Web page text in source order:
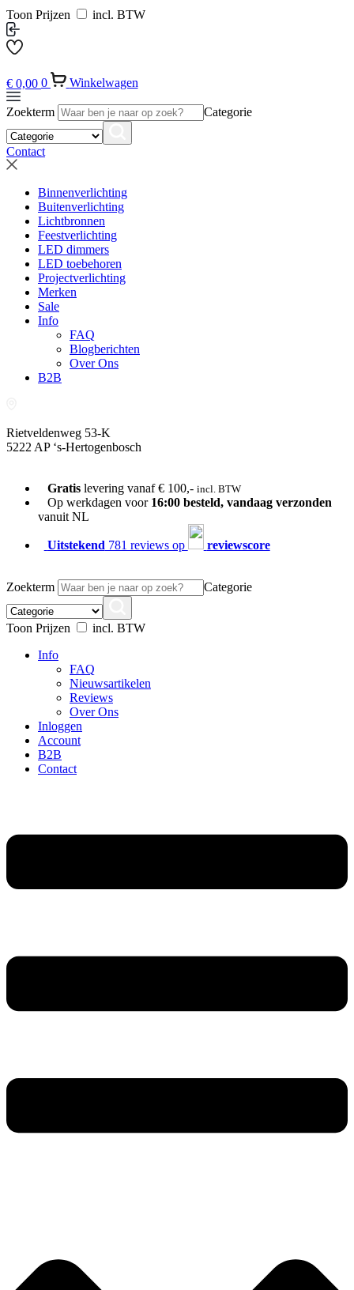
Toon Prijzen incl. BTW
€ 0,00 0 Winkelwagen
Zoekterm Categorie
Contact
Binnenverlichting
Buitenverlichting
Lichtbronnen
Feestverlichting
LED dimmers
LED toebehoren
Projectverlichting
Merken
Sale
Info
FAQ
Blogberichten
Over Ons
B2B
Rietveldenweg 53-K
5222 AP ‘s-Hertogenbosch
Gratislevering vanaf € 100,- incl. BTW
Op werkdagen voor 16:00 besteld, vandaag verzonden
vanuit NL
Uitstekend 781 reviews op reviewscore
Zoekterm Categorie
Toon Prijzen
incl. BTW
Info
FAQ
Nieuwsartikelen
Reviews
Over Ons
Inloggen
Account
B2B
Contact